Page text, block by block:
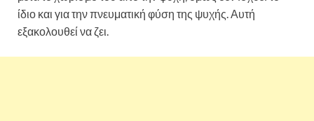
ίδιο και για την πνευματική φύση της ψυχής. Αυτή
εξακολουθεί να ζει.